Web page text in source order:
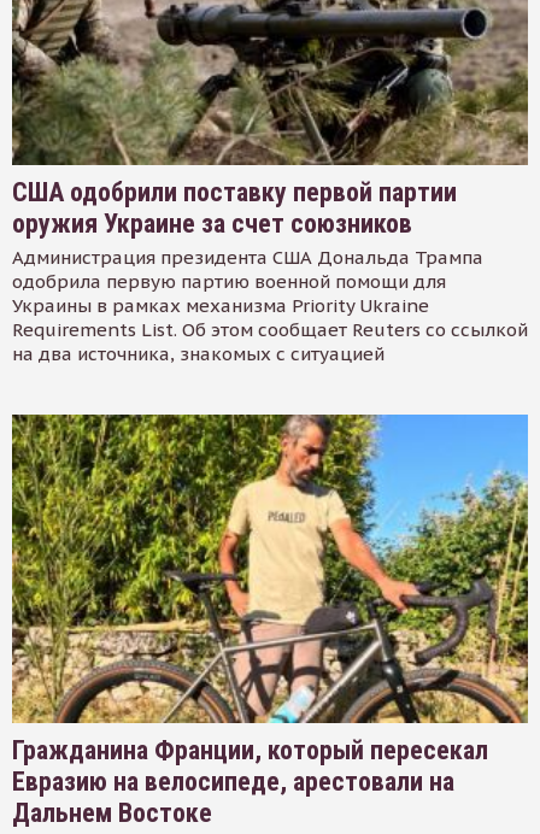
США одобрили поставку первой партии
оружия Украине за счет союзников
Администрация президента США Дональда Трампа
одобрила первую партию военной помощи для
Украины в рамках механизма Priority Ukraine
Requirements List. Об этом сообщает Reuters со ссылкой
на два источника, знакомых с ситуацией
Гражданина Франции, который пересекал
Евразию на велосипеде, арестовали на
Дальнем Востоке